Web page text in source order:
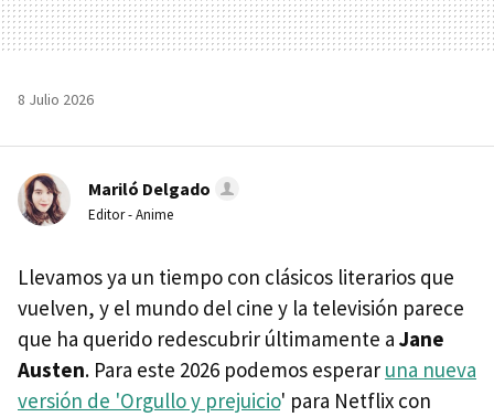
8 Julio 2026
Mariló Delgado
Editor - Anime
Llevamos ya un tiempo con clásicos literarios que
vuelven, y el mundo del cine y la televisión parece
que ha querido redescubrir últimamente a Jane
Austen. Para este 2026 podemos esperar una nueva
versión de 'Orgullo y prejuicio' para Netflix con